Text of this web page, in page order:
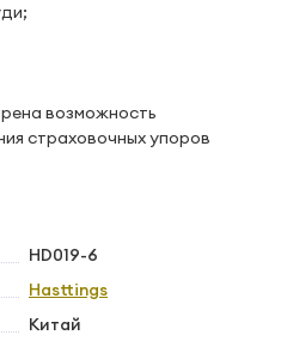
возможность
страховочных упоров
HD019-6
Hasttings
Китай